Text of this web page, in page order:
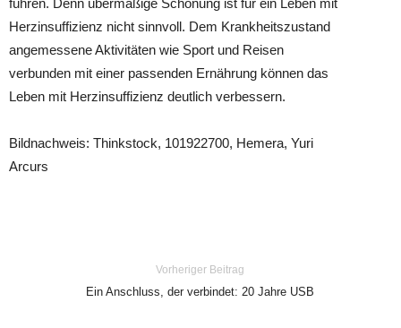
Herzinsuffizienz nicht sinnvoll. Dem Krankheitszustand
angemessene Aktivitäten wie Sport und Reisen
verbunden mit einer passenden Ernährung können das
Leben mit Herzinsuffizienz deutlich verbessern.
Bildnachweis: Thinkstock, 101922700, Hemera, Yuri
Arcurs
Vorheriger Beitrag
Ein Anschluss, der verbindet: 20 Jahre USB